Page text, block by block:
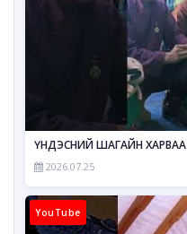
ҮНДЭСНИЙ ШАГАЙН ХАРВАА
2026.07.25
YouTube